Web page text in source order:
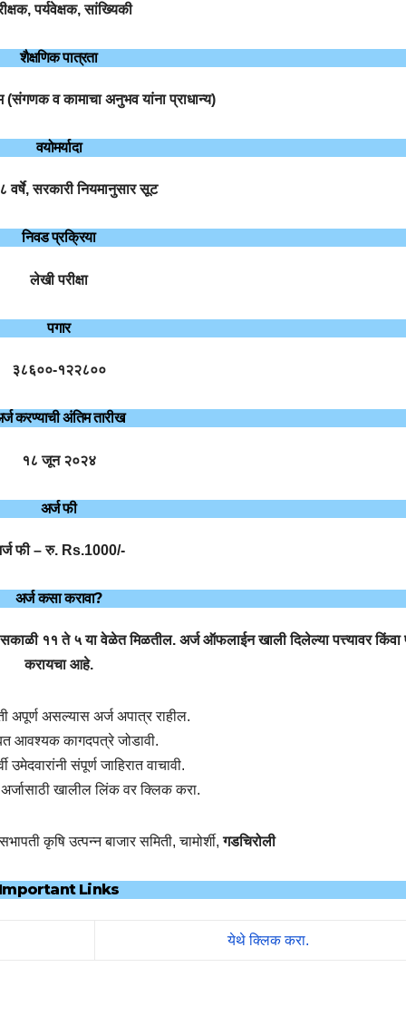
पर्यवेक्षक, सांख्यिकी
शैक्षणिक पात्रता
(संगणक व कामाचा अनुभव यांना प्राधान्य)
वयोमर्यादा
वर्षे, सरकारी नियमानुसार सूट
निवड प्रक्रिया
लेखी परीक्षा
पगार
३८६००-१२२८००
करण्याची अंतिम तारीख
१८ जून २०२४
अर्ज फी
फी – रु. Rs.1000/-
अर्ज कसा करावा?
सकाळी ११ ते ५ या वेळेत मिळतील. अर्ज ऑफलाईन खाली दिलेल्या पत्त्यावर किंवा
करायचा आहे.
अपूर्ण असल्यास अर्ज अपात्र राहील.
आवश्यक कागदपत्रे जोडावी.
उमेदवारांनी संपूर्ण जाहिरात वाचावी.
खालील लिंक वर क्लिक करा.
कृषि उत्पन्न बाजार समिती, चामोर्शी,गडचिरोली
Links
येथे क्लिक करा.